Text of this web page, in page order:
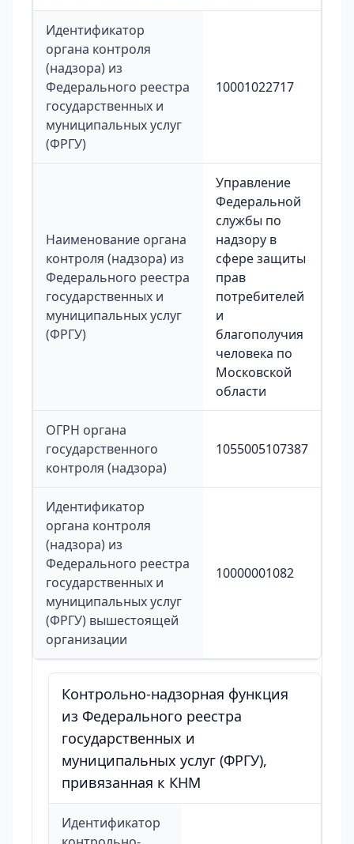
Идентификатор
органа контроля
(надзора) из
Федерального реестра
государственных и
муниципальных услуг
(ФРГУ)
10001022717
Наименование органа
контроля (надзора) из
Федерального реестра
государственных и
муниципальных услуг
(ФРГУ)
Управление
Федеральной
службы по
надзору в
сфере защиты
прав
потребителей
и
благополучия
человека по
Московской
области
ОГРН органа
государственного
контроля (надзора)
1055005107387
Идентификатор
органа контроля
(надзора) из
Федерального реестра
государственных и
муниципальных услуг
(ФРГУ) вышестоящей
организации
10000001082
Контрольно-надзорная функция
из Федерального реестра
государственных и
муниципальных услуг (ФРГУ),
привязанная к КНМ
Идентификатор